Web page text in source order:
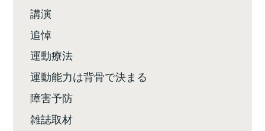
講演
追悼
運動療法
運動能力は背骨で決まる
障害予防
雑誌取材